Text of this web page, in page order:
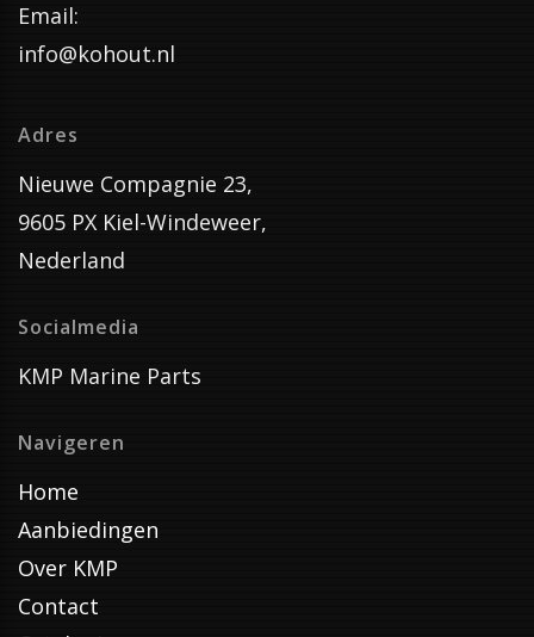
Email:
info@kohout.nl
Adres
Nieuwe Compagnie 23,
9605 PX Kiel-Windeweer,
Nederland
Socialmedia
KMP Marine Parts
Navigeren
Home
Aanbiedingen
Over KMP
Contact